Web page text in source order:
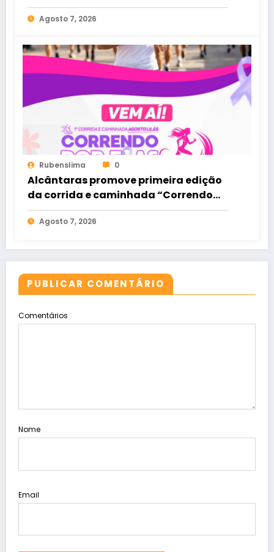
Agosto 7, 2026
Rubenslima 0
Alcântaras promove primeira edição
da corrida e caminhada “Correndo
por Elas”
Agosto 7, 2026
PUBLICAR COMENTÁRIO
Comentários
Nome
Email